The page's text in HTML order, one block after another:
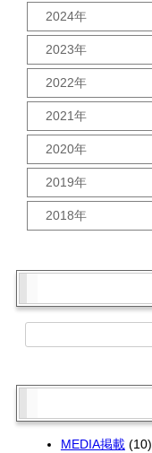
10月 (2)
9月 (2)
8月 (2)
7月 (2)
6月 (2)
5月 (3)
4月 (1)
3月 (2)
2月 (2)
1月 (3)
2024年
12月 (1)
11月 (2)
10月 (2)
9月 (2)
8月 (2)
7月 (2)
6月 (2)
5月 (2)
4月 (2)
3月 (1)
2月 (2)
2023年
12月 (2)
11月 (2)
10月 (2)
9月 (2)
8月 (2)
7月 (2)
6月 (2)
5月 (2)
4月 (2)
2022年
12月 (2)
11月 (2)
10月 (3)
9月 (3)
8月 (2)
6月 (2)
5月 (3)
2月 (2)
2021年
12月 (2)
11月 (2)
10月 (2)
9月 (5)
8月 (1)
5月 (2)
3月 (2)
1月 (2)
2020年
12月 (2)
11月 (2)
10月 (2)
9月 (1)
7月 (3)
5月 (2)
4月 (4)
3月 (2)
1月 (2)
2019年
12月 (3)
11月 (1)
7月 (1)
6月 (4)
1月 (2)
2018年
4月 (1)
2月 (4)
MEDIA掲載(10)